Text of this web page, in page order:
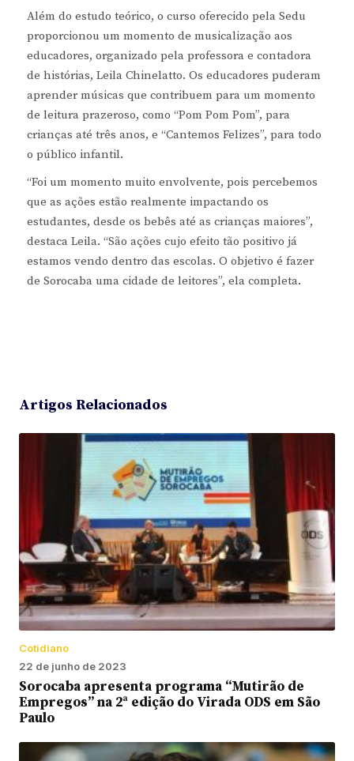
Além do estudo teórico, o curso oferecido pela Sedu
proporcionou um momento de musicalização aos
educadores, organizado pela professora e contadora
de histórias, Leila Chinelatto. Os educadores puderam
aprender músicas que contribuem para um momento
de leitura prazeroso, como “Pom Pom Pom”, para
crianças até três anos, e “Cantemos Felizes”, para todo
o público infantil.
“Foi um momento muito envolvente, pois percebemos
que as ações estão realmente impactando os
estudantes, desde os bebês até as crianças maiores”,
destaca Leila. “São ações cujo efeito tão positivo já
estamos vendo dentro das escolas. O objetivo é fazer
de Sorocaba uma cidade de leitores”, ela completa.
Artigos Relacionados
Cotidiano
22 de junho de 2023
Sorocaba apresenta programa “Mutirão de
Empregos” na 2ª edição do Virada ODS em São
Paulo